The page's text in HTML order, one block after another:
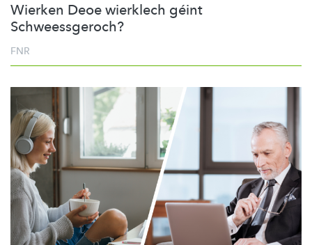
Wierken Deoe wierklech géint
Schweessgeroch?
FNR